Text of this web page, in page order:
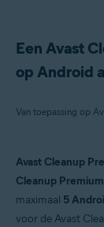
Een Avast
op Android
Avast Mobile
Avast Cleanup
Cleanup Premium
maximaal 5
voor de Avast